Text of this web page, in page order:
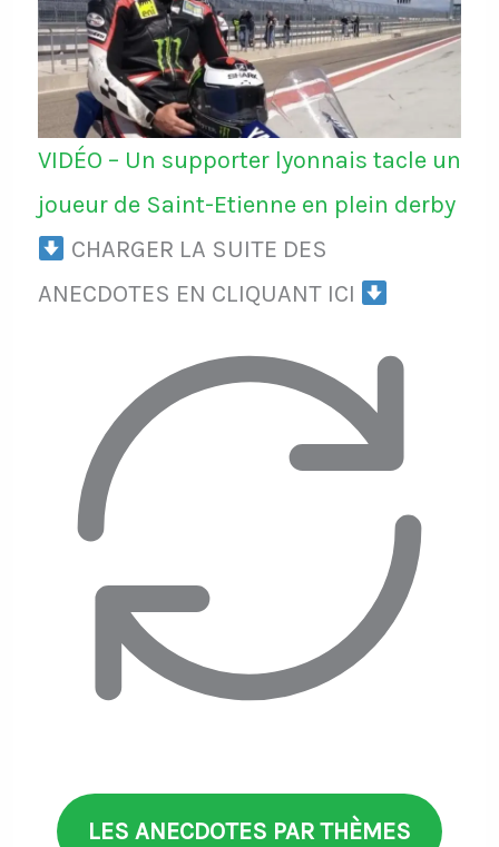
VIDÉO – Un supporter lyonnais tacle un
joueur de Saint-Etienne en plein derby
CHARGER LA SUITE DES
ANECDOTES EN CLIQUANT ICI
LES ANECDOTES PAR THÈMES